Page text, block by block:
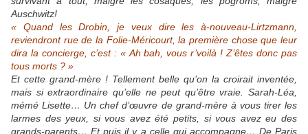
Auschwitz!
« Quand les Drobin, je veux dire les à-nouveau-Lirtzmann,
reviendront rue de la Folie-Méricourt, la première chose que leur
dira la concierge, c’est : « Ah bah, vous r’voilà ! Z’êtes donc pas
tous morts ? »
Et cette grand-mère ! Tellement belle qu’on la croirait inventée,
mais si extraordinaire qu’elle ne peut qu’être vraie. Sarah-Léa,
mémé Lisette… Un chef d’œuvre de grand-mère à vous tirer les
larmes des yeux, si vous avez été petits, si vous avez eu des
grands-parents… Et puis il y a celle qui accompagne… De Paris